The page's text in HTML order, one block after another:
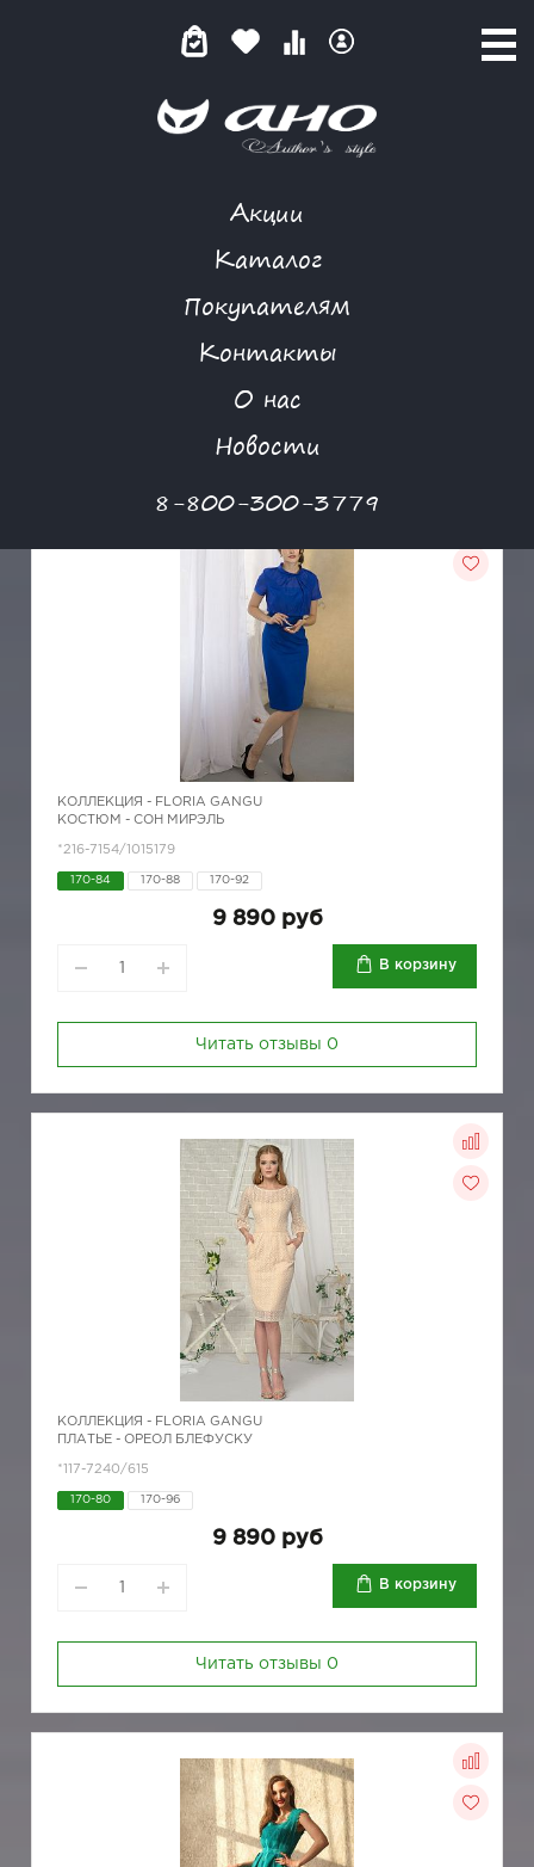
Акции
Каталог
Покупателям
Контакты
О нас
Новости
8-800-300-3779
КАТАЛОГ ТОВАРОВ
КОЛЛЕКЦИЯ - FLORIA GANGU
КОСТЮМ - СОН МИРЭЛЬ
*216-7154/1015179
170-84 170-88 170-92
9 890 руб
В корзину
Читать отзывы 0
КОЛЛЕКЦИЯ - FLORIA GANGU
ПЛАТЬЕ - ОРЕОЛ БЛЕФУСКУ
*117-7240/615
170-80 170-96
9 890 руб
В корзину
Читать отзывы 0